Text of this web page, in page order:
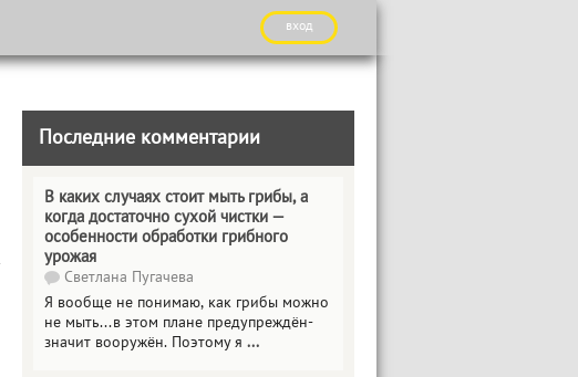
вход
Последние комментарии
В каких случаях стоит мыть грибы, а
когда достаточно сухой чистки —
особенности обработки грибного
урожая
Светлана Пугачева
Я вообще не понимаю, как грибы можно
не мыть...в этом плане предупреждён-
значит вооружён. Поэтому я ...